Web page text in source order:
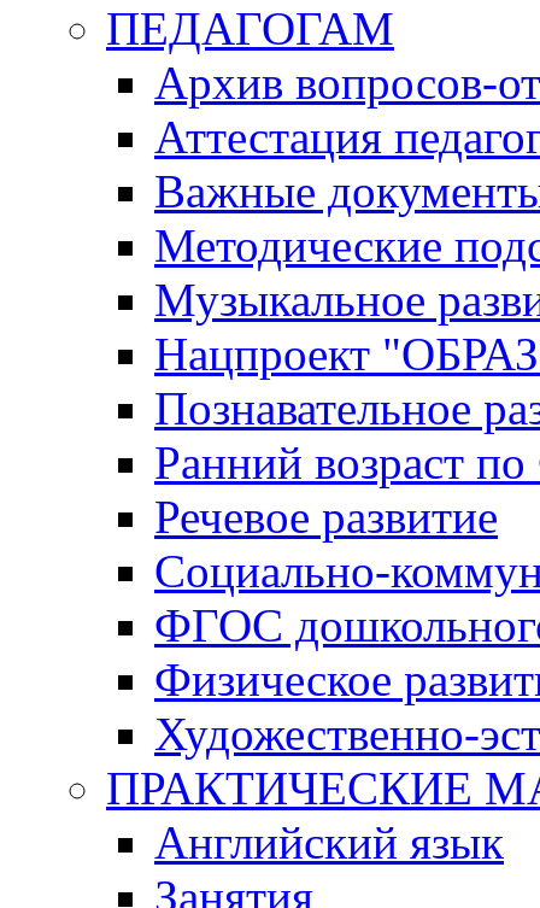
ПЕДАГОГАМ
Архив вопросов-
Аттестация
Важные
Методические
Музыкальное
Нацпроект
Познавательное
Ранний возраст
Речевое развитие
Социально-
ФГОС
Физическое
Художественно-
ПРАКТИЧЕСКИЕ
Английский язык
Занятия